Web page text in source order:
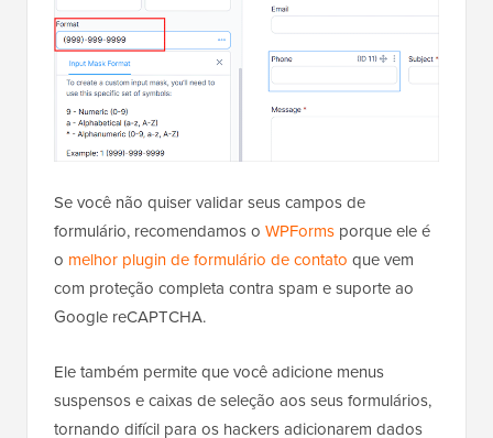
Se você não quiser validar seus campos de
formulário, recomendamos oWPFormsporque ele é
omelhor plugin de formulário de contato
Google reCAPTCHA.
Ele também permite que você adicione menus